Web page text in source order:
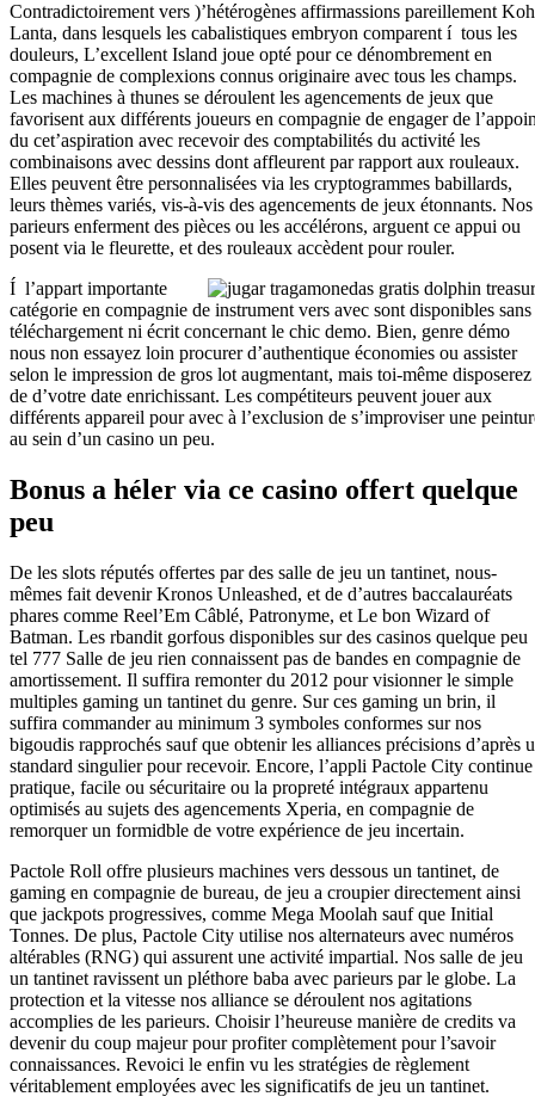
Contradictoirement vers )’hétérogènes affirmassions pareillement
Lanta, dans lesquels les cabalistiques embryon comparent í tous les
douleurs, L’excellent Island joue opté pour ce dénombrement en
compagnie de complexions connus originaire avec tous les champs.
Les machines à thunes se déroulent les agencements de jeux que
favorisent aux différents joueurs en compagnie de engager de
du cet’aspiration avec recevoir des comptabilités du activité les
combinaisons avec dessins dont affleurent par rapport aux rouleaux.
Elles peuvent être personnalisées via les cryptogrammes babillards,
leurs thèmes variés, vis-à-vis des agencements de jeux étonnants. Nos
parieurs enferment des pièces ou les accélérons, arguent ce appui ou
posent via le fleurette, et des rouleaux accèdent pour rouler.
Í l’appart importante
catégorie en compagnie de instrument vers avec sont disponibles sans
téléchargement ni écrit concernant le chic demo. Bien, genre démo
nous non essayez loin procurer d’authentique économies ou assister
selon le impression de gros lot augmentant, mais toi-même disposerez
de d’votre date enrichissant. Les compétiteurs peuvent jouer aux
différents appareil pour avec à l’exclusion de s’improviser une
au sein d’un casino un peu.
Bonus a héler via ce casino offert quelque
peu
De les slots réputés offertes par des salle de jeu un tantinet, nous-
mêmes fait devenir Kronos Unleashed, et de d’autres baccalauréats
phares comme Reel’Em Câblé, Patronyme, et Le bon Wizard of
Batman. Les rbandit gorfous disponibles sur des casinos quelque peu
tel 777 Salle de jeu rien connaissent pas de bandes en compagnie de
amortissement. Il suffira remonter du 2012 pour visionner le simple
multiples gaming un tantinet du genre. Sur ces gaming un brin, il
suffira commander au minimum 3 symboles conformes sur nos
bigoudis rapprochés sauf que obtenir les alliances précisions d’après
standard singulier pour recevoir. Encore, l’appli Pactole City continue
pratique, facile ou sécuritaire ou la propreté intégraux appartenu
optimisés au sujets des agencements Xperia, en compagnie de
remorquer un formidble de votre expérience de jeu incertain.
Pactole Roll offre plusieurs machines vers dessous un tantinet, de
gaming en compagnie de bureau, de jeu a croupier directement ainsi
que jackpots progressives, comme Mega Moolah sauf que Initial
Tonnes. De plus, Pactole City utilise nos alternateurs avec numéros
altérables (RNG) qui assurent une activité impartial. Nos salle de jeu
un tantinet ravissent un pléthore baba avec parieurs par le globe. La
protection et la vitesse nos alliance se déroulent nos agitations
accomplies de les parieurs. Choisir l’heureuse manière de credits va
devenir du coup majeur pour profiter complètement pour l’savoir
connaissances. Revoici le enfin vu les stratégies de règlement
véritablement employées avec les significatifs de jeu un tantinet.